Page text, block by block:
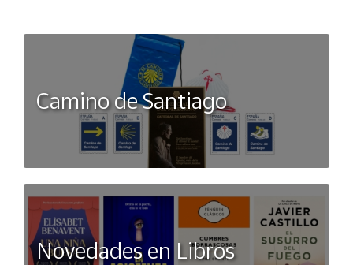
Camino de Santiago
Novedades en Libros